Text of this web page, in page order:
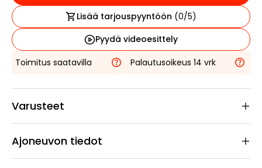
Lisää tarjouspyyntöön (0/5)
Pyydä videoesittely
Toimitus saatavilla
Palautusoikeus 14 vrk
Varusteet
Ajoneuvon tiedot